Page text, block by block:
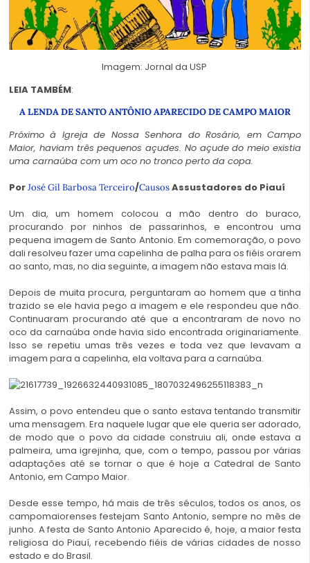
Imagem: Jornal da USP
LEIA TAMBÉM:
A LENDA DE SANTO ANTÔNIO APARECIDO DE CAMPO MAIOR
Próximo à Igreja de Nossa Senhora do Rosário, em Campo
Maior, haviam três pequenos açudes. No açude do meio existia
uma carnaúba com um oco no tronco perto da copa.
PorJosé Gil Barbosa Terceiro/CausosAssustadores do Piauí
Um dia, um homem colocou a mão dentro do buraco,
procurando por ninhos de passarinhos, e encontrou uma
pequena imagem de Santo Antonio. Em comemoração, o povo
dali resolveu fazer uma capelinha de palha para os fiéis orarem
ao santo, mas, no dia seguinte, a imagem não estava mais lá.
Depois de muita procura, perguntaram ao homem que a tinha
trazido se ele havia pego a imagem e ele respondeu que não.
Continuaram procurando até que a encontraram de novo no
oco da carnaúba onde havia sido encontrada originariamente.
Isso se repetiu umas três vezes e toda vez que levavam a
imagem para a capelinha, ela voltava para a carnaúba.
Assim, o povo entendeu que o santo estava tentando transmitir
uma mensagem. Era naquele lugar que ele queria ser adorado,
de modo que o povo da cidade construiu ali, onde estava a
palmeira, uma igrejinha, que, com o tempo, passou por várias
adaptações até se tornar o que é hoje a Catedral de Santo
Antonio, em Campo Maior.
Desde esse tempo, há mais de três séculos, todos os anos, os
campomaiorenses festejam Santo Antonio, sempre no mês de
junho. A festa de Santo Antonio Aparecido é, hoje, a maior festa
religiosa do Piauí, recebendo fiéis de várias cidades de nosso
estado e do Brasil.